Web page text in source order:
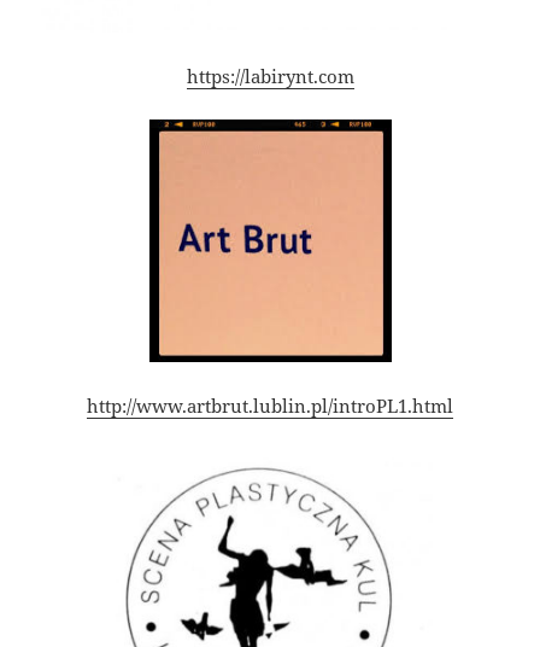
https://labirynt.com
http://www.artbrut.lublin.pl/introPL1.html